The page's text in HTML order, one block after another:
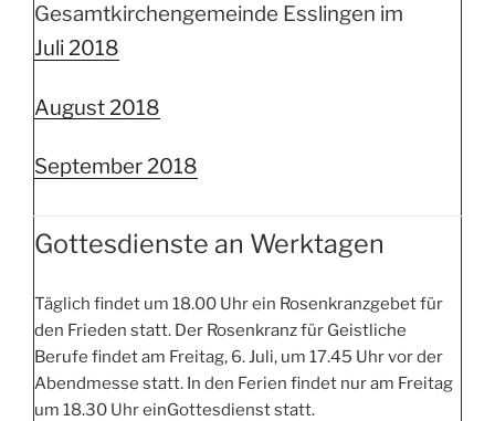
Gesamtkirchengemeinde Esslingen im
Juli 2018
August 2018
September 2018
Gottesdienste an Werktagen
Täglich findet um 18.00 Uhr ein Rosenkranzgebet für
den Frieden statt. Der Rosenkranz für Geistliche
Berufe findet am Freitag, 6. Juli, um 17.45 Uhr vor der
Abendmesse statt. In den Ferien findet nur am Freitag
um 18.30 Uhr einGottesdienst statt.